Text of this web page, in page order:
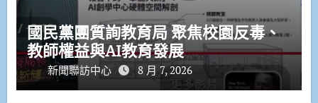
國民黨團質詢教育局 聚焦校園反毒、
教師權益與AI教育發展
新聞聯訪中心 8 月 7, 2026